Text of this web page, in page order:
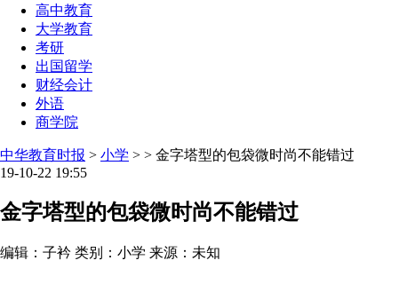
高中教育
大学教育
考研
出国留学
财经会计
外语
商学院
中华教育时报 > 小学 > > 金字塔型的包袋微时尚不能错过
19-10-22 19:55
金字塔型的包袋微时尚不能错过
编辑：子衿 类别：小学 来源：未知